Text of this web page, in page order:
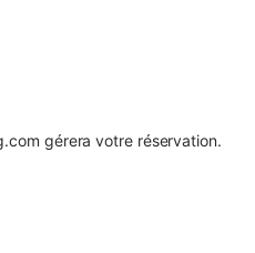
gérera votre réservation.